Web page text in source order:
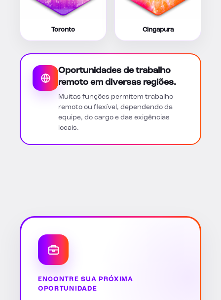
Toronto Cingapura
Oportunidades de trabalho
remoto em diversas regiões.
Muitas funções permitem trabalho
remoto ou flexível, dependendo da
equipe, do cargo e das exigências
locais.
ENCONTRE SUA PRÓXIMA
OPORTUNIDADE